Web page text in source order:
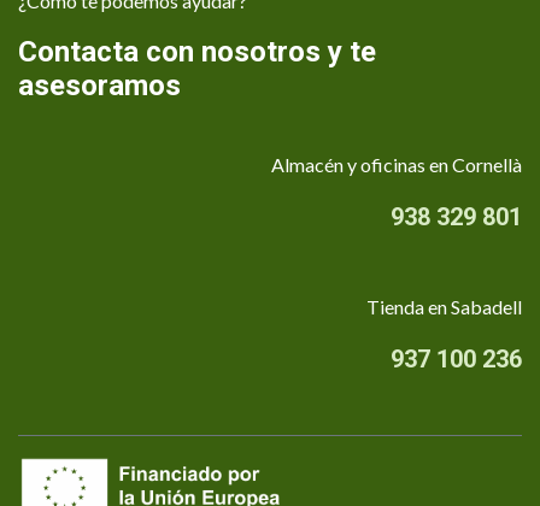
Contacta con nosotros y te
asesoramos
Almacén y oficinas en Cornellà
938 329 801
Tienda en Sabadell
937 100 236